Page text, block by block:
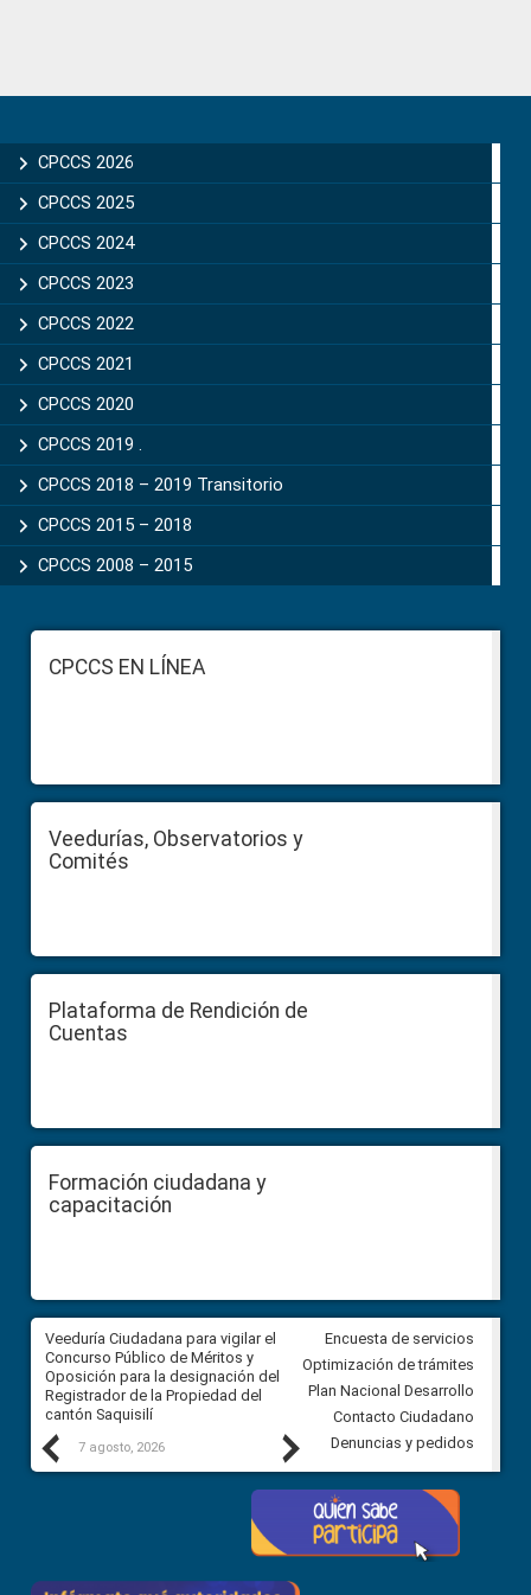
Sidebar
CPCCS 2026
CPCCS 2025
CPCCS 2024
CPCCS 2023
CPCCS 2022
CPCCS 2021
CPCCS 2020
CPCCS 2019 .
CPCCS 2018 – 2019 Transitorio
CPCCS 2015 – 2018
CPCCS 2008 – 2015
FooterCPCCS EN LÍNEA
Veedurías, Observatorios y
Comités
Plataforma de Rendición de
Cuentas
Formación ciudadana y
capacitación
Previous
Veeduría Ciudadana para vigilar el
Concurso Público de Méritos y
Oposición para la designación del
Registrador de la Propiedad del
cantón Saquisilí
7 agosto, 2026
Veeduría Ciudadana para
construcción del asfaltado de
Ballenita del cantón Santa
7 agosto, 2026
Next
Encuesta de servicios
Optimización de trámites
Plan Nacional Desarrollo
Contacto Ciudadano
Denuncias y pedidos